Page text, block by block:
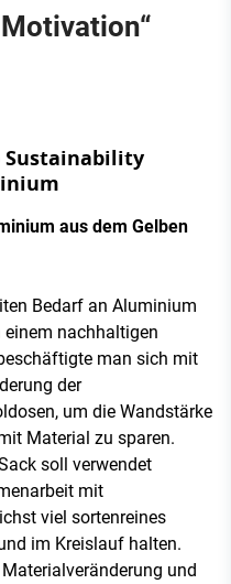
Sustainability
aus dem Gelben
Bedarf an Aluminium
nachhaltigen
man sich mit
der
um die Wandstärke
Material zu sparen.
soll verwendet
mit
viel sortenreines
im Kreislauf halten.
und